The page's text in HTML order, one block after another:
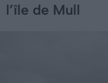
l’île de Mull